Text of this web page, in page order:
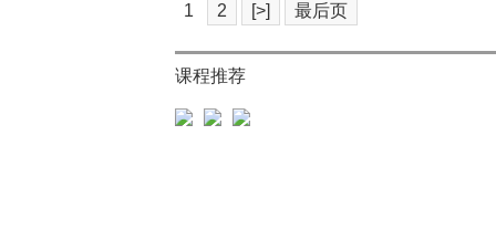
1 2 [>] 最后页
课程推荐